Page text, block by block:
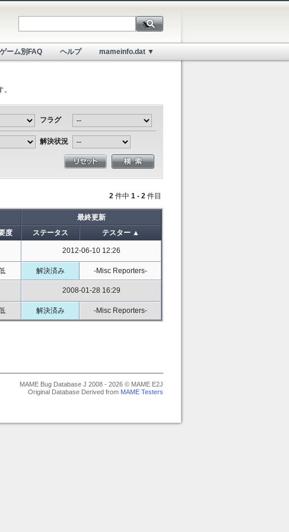
ゲーム別FAQ ヘルプ mameinfo.dat ▼
フラグ
解決状況
2 件中 1 - 2 件目
最終更新
度 ステータス テスター ▲
2012-06-10 12:26
解決済み -Misc Reporters-
2008-01-28 16:29
解決済み -Misc Reporters-
MAME Bug Database J 2008 - 2026 © MAME E2J
Original Database Derived from MAME Testers